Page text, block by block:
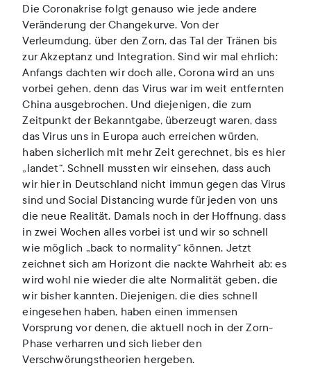
Die Coronakrise folgt genauso wie jede andere
Veränderung der Changekurve. Von der
Verleumdung, über den Zorn, das Tal der Tränen bis
zur Akzeptanz und Integration. Sind wir mal ehrlich:
Anfangs dachten wir doch alle, Corona wird an uns
vorbei gehen, denn das Virus war im weit entfernten
China ausgebrochen. Und diejenigen, die zum
Zeitpunkt der Bekanntgabe, überzeugt waren, dass
das Virus uns in Europa auch erreichen würden,
haben sicherlich mit mehr Zeit gerechnet, bis es hier
„landet“. Schnell mussten wir einsehen, dass auch
wir hier in Deutschland nicht immun gegen das Virus
sind und Social Distancing wurde für jeden von uns
die neue Realität. Damals noch in der Hoffnung, dass
in zwei Wochen alles vorbei ist und wir so schnell
wie möglich „back to normality“ können. Jetzt
zeichnet sich am Horizont die nackte Wahrheit ab: es
wird wohl nie wieder die alte Normalität geben, die
wir bisher kannten. Diejenigen, die dies schnell
eingesehen haben, haben einen immensen
Vorsprung vor denen, die aktuell noch in der Zorn-
Phase verharren und sich lieber den
Verschwörungstheorien hergeben.